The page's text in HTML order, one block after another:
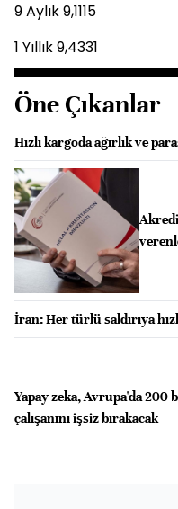
9 Aylık 9,1115
1 Yıllık 9,4331
Öne Çıkanlar
Hızlı kargoda ağırlık ve
İran: Her türlü saldırıya
Yapay zeka, Avrupa'da 200
çalışanını işsiz bırakacak